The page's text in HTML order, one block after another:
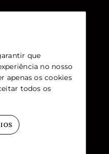
network
que
no nosso
apenas os cookies
todos os